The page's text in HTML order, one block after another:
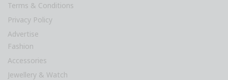
Terms & Conditions
Privacy Policy
Advertise
Fashion
Accessories
Jewellery & Watch